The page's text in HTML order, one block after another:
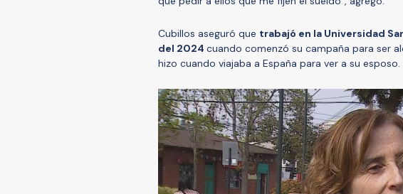
Cubillos aseguró que trabajó en la Universidad
del 2024 cuando comenzó su campaña para ser
hizo cuando viajaba a España para ver a su esposo.